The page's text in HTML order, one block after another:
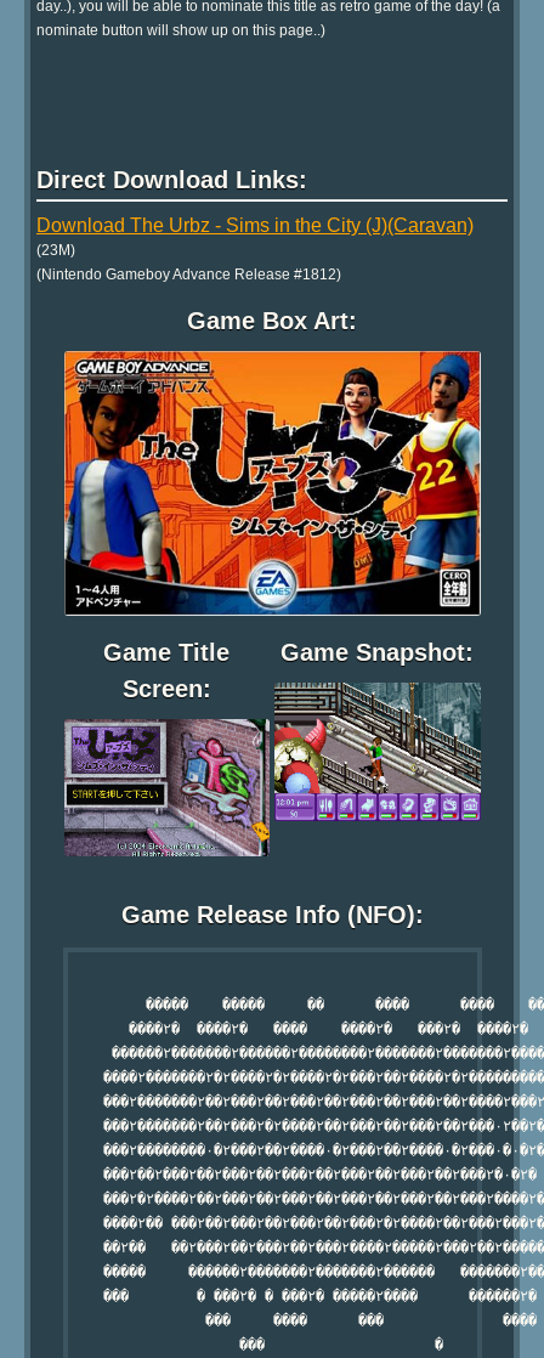
day..), you will be able to nominate this title as retro game of the day! (a
nominate button will show up on this page..)
Direct Download Links:
Download The Urbz - Sims in the City (J)(Caravan)
(23M)
(Nintendo Gameboy Advance Release #1812)
Game Box Art:
Game Title
Screen:
Game Snapshot:
Game Release Info (NFO):
�����    �����     ��      ����      ����
����۲�   ����    ����۲�   ���۲�  ����۲�   �����۲�
����۲�������۲�۲����۲�۲����۲�۲���۲��۲����۲�۲���������۲�
���۲�������۲��۲���۲��۲���۲��۲���۲��۲���۲��۲����۲���۲�
    ���۲�������۲��۲���۲�۲����۲��۲���۲��۲���۲��۲���۰۲��۲�
    ���۲��������۰�۲���۲��۲����۰�۲���۲��۲����۰�۲���۰�۰�۲�
    ���۲��۲���۲��۲���۲��۲���۲��۲���۲��۲���۲��۲���۲�۰�۲�
    ���۲�۲����۲��۲���۲��۲���۲��۲���۲��۲���۲��۲���۲����۲�
����۲�� ���۲��۲���۲��۲���۲��۲���۲�۲����۲��۲���۲���۲��
��۲��   ��۲���۲��۲���۲��۲���۲����۲�����۲���۲��۲�������
������۲�������۲�������۲������   �������۲��۲�����
� ���۲� � ���۲� �����۲����      ������۲� ����
                ���     ����      ���              ����
                    ���                    �